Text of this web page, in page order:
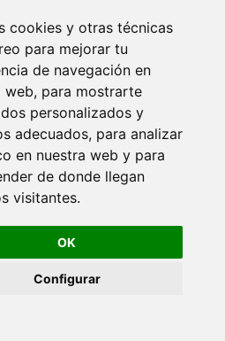
cookies y otras técnicas
para mejorar tu
de navegación en
web, para mostrarte
personalizados y
adecuados, para analizar
en nuestra web y para
de donde llegan
visitantes.
OK
Configurar